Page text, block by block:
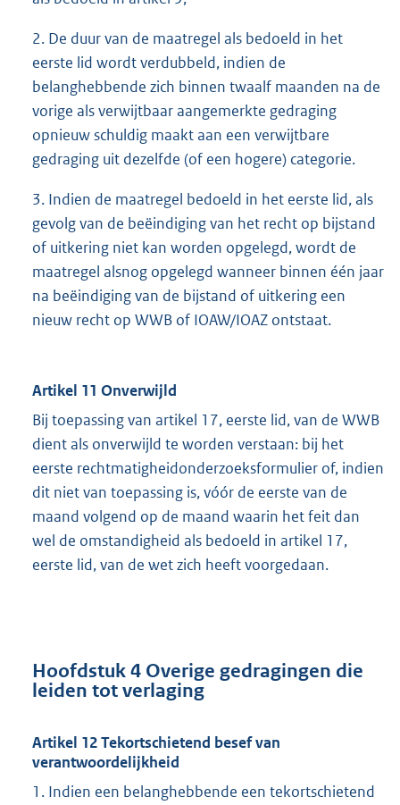
2. De duur van de maatregel als bedoeld in het
eerste lid wordt verdubbeld, indien de
belanghebbende zich binnen twaalf maanden na de
vorige als verwijtbaar aangemerkte gedraging
opnieuw schuldig maakt aan een verwijtbare
gedraging uit dezelfde (of een hogere) categorie.
3. Indien de maatregel bedoeld in het eerste lid, als
gevolg van de beëindiging van het recht op bijstand
of uitkering niet kan worden opgelegd, wordt de
maatregel alsnog opgelegd wanneer binnen één jaar
na beëindiging van de bijstand of uitkering een
nieuw recht op WWB of IOAW/IOAZ ontstaat.
Artikel 11 Onverwijld
Bij toepassing van artikel 17, eerste lid, van de WWB
dient als onverwijld te worden verstaan: bij het
eerste rechtmatigheidonderzoeksformulier of, indien
dit niet van toepassing is, vóór de eerste van de
maand volgend op de maand waarin het feit dan
wel de omstandigheid als bedoeld in artikel 17,
eerste lid, van de wet zich heeft voorgedaan.
Hoofdstuk 4 Overige gedragingen die
leiden tot verlaging
Artikel 12 Tekortschietend besef van
verantwoordelijkheid
1. Indien een belanghebbende een tekortschietend